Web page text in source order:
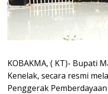
KOBAKMA, ( KT)- Bupati
Kenelak, secara resmi
Penggerak